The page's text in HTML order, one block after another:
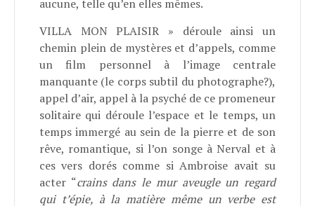
aucune, telle qu’en elles mêmes.
VILLA MON PLAISIR » déroule ainsi un
chemin plein de mystères et d’appels, comme
un film personnel à l’image centrale
manquante (le corps subtil du photographe?),
appel d’air, appel à la psyché de ce promeneur
solitaire qui déroule l’espace et le temps, un
temps immergé au sein de la pierre et de son
rêve, romantique, si l’on songe à Nerval et à
ces vers dorés comme si Ambroise avait su
acter “crains dans le mur aveugle un regard
qui t’épie, à la matière même un verbe est